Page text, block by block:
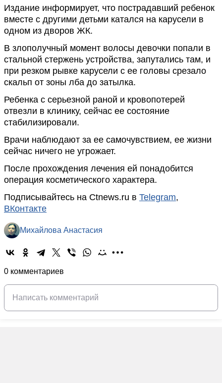
Издание информирует, что пострадавший ребенок
вместе с другими детьми катался на карусели в
одном из дворов ЖК.
В злополучный момент волосы девочки попали в
стальной стержень устройства, запутались там, и
при резком рывке карусели с ее головы срезало
скальп от зоны лба до затылка.
Ребенка с серьезной раной и кровопотерей
отвезли в клинику, сейчас ее состояние
стабилизировали.
Врачи наблюдают за ее самочувствием, ее жизни
сейчас ничего не угрожает.
После прохождения лечения ей понадобится
операция косметического характера.
Подписывайтесь на Ctnews.ru в Telegram,
ВКонтакте
Михайлова Анастасия
0 комментариев